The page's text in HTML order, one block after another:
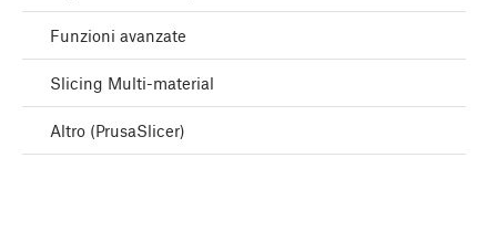
Funzioni avanzate
Slicing Multi-material
Altro (PrusaSlicer)